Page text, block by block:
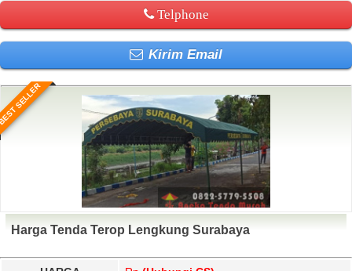
Telphone
Kirim Email
SELLER
Harga Tenda Terop Lengkung Surabaya